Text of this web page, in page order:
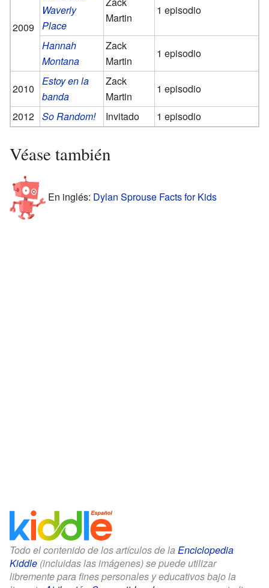
2009
Waverly
Place
Martin
1 episodio
Hannah
Montana
Zack
Martin
1 episodio
2010
Estoy en la
banda
Zack
Martin
1 episodio
2012 So Random! Invitado 1 episodio
Véase también
En inglés: Dylan Sprouse Facts for Kids
Todo el contenido de los artículos de la Enciclopedia
Kiddle (incluidas las imágenes) se puede utilizar
libremente para fines personales y educativos bajo la